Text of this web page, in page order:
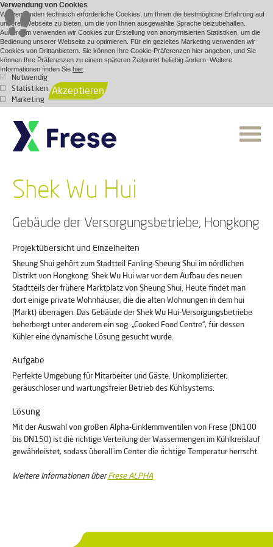
Verwendung von Cookies
Wir verwenden technisch erforderliche Cookies, um Ihnen die bestmögliche Erfahrung auf
unserer Webseite zu bieten, um die von Ihnen ausgewählte Sprache beizubehalten.
Außerdem verwenden wir Cookies zur Erstellung von anonymisierten Statistiken, um die
Bedienung unserer Webseite zu optimieren. Für ein gezieltes Marketing verwenden wir
Cookies von Drittanbietern. Sie können Ihre Cookie-Präferenzen hier angeben, und Sie
können Ihre Präferenzen zu einem späteren Zeitpunkt beliebig ändern. Weitere
Informationen finden Sie hier.
Notwendig
Statistiken
Marketing
Akzeptieren
Shek Wu Hui
Gebäude der Versorgungsbetriebe, Hongkong
Projektübersicht und Einzelheiten
Sheung Shui gehört zum Stadtteil Fanling-Sheung Shui im nördlichen
Distrikt von Hongkong. Shek Wu Hui war vor dem Aufbau des neuen
Stadtteils der frühere Marktplatz von Sheung Shui. Heute findet man
dort einige private Wohnhäuser, die die alten Wohnungen in dem hui
(Markt) überragen. Das Gebäude der Shek Wu Hui-Versorgungsbetriebe
beherbergt unter anderem ein sog. „Cooked Food Centre“, für dessen
Kühler eine dynamische Lösung gesucht wurde.
Aufgabe
Perfekte Umgebung für Mitarbeiter und Gäste. Unkomplizierter,
geräuschloser und wartungsfreier Betrieb des Kühlsystems.
Lösung
Mit der Auswahl von großen Alpha-Einklemmventilen von Frese (DN100
bis DN150) ist die richtige Verteilung der Wassermengen im Kühlkreislauf
gewährleistet, sodass überall im Center die richtige Temperatur herrscht.
Weitere Informationen überFrese ALPHA